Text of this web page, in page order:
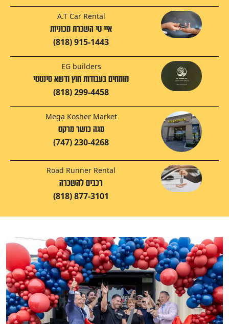
A.T Car Rental
איי טי השכרת מכוניות
(818) 915-1443
EG builders
מומחים בעבודות חוץ ודשא סינטטי
(818) 299-4458
Mega Kosher Market
מגה כושר מרקט
(747) 230-4268
Road Runner Rental
רכבים להשכרה
(818) 877-3101